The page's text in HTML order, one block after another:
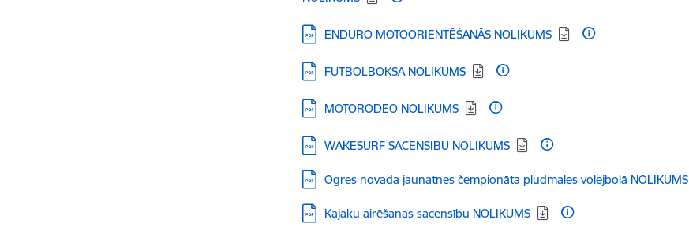
Lejupielādēt:
ENDURO MOTOORIENTĒŠANĀS NOLIKUMS
Lejupielādēt:
FUTBOLBOKSA NOLIKUMS
Lejupielādēt:
MOTORODEO NOLIKUMS
Lejupielādēt:
WAKESURF SACENSĪBU NOLIKUMS
Lejupielādēt:
Ogres novada jaunatnes čempionāta pludmales volejbolā NOLIKUMS
Lejupielādēt:
Kajaku airēšanas sacensību NOLIKUMS